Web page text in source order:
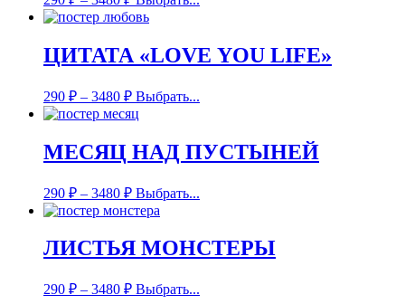
ЦИТАТА «LOVE YOU LIFE»
290 ₽ – 3480 ₽ Выбрать...
МЕСЯЦ НАД ПУСТЫНЕЙ
290 ₽ – 3480 ₽ Выбрать...
ЛИСТЬЯ МОНСТЕРЫ
290 ₽ – 3480 ₽ Выбрать...